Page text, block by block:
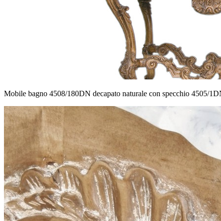
Mobile bagno 4508/180DN decapato naturale con specchio 4505/